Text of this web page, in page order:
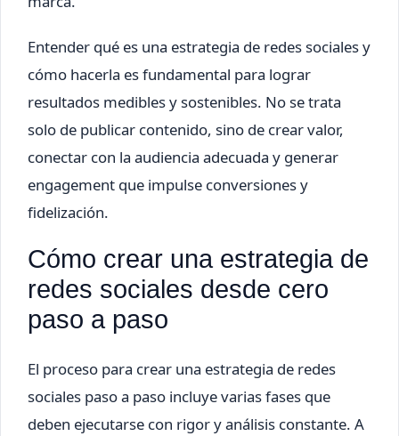
Entender qué es una estrategia de redes sociales y
cómo hacerla es fundamental para lograr
resultados medibles y sostenibles. No se trata
solo de publicar contenido, sino de crear valor,
conectar con la audiencia adecuada y generar
engagement que impulse conversiones y
fidelización.
Cómo crear una estrategia de
redes sociales desde cero
paso a paso
El proceso para crear una estrategia de redes
sociales paso a paso incluye varias fases que
deben ejecutarse con rigor y análisis constante. A